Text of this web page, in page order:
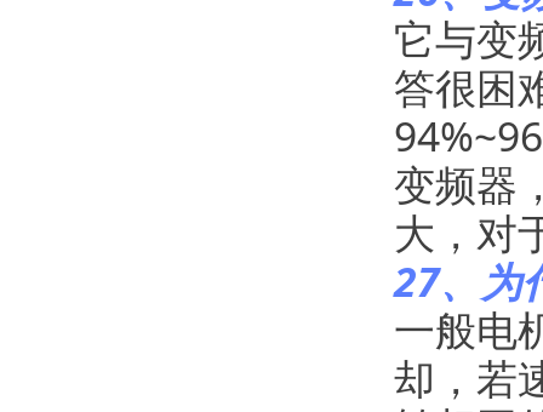
它与变
答很困
变频器
大，对
27、为
一般电
却，若